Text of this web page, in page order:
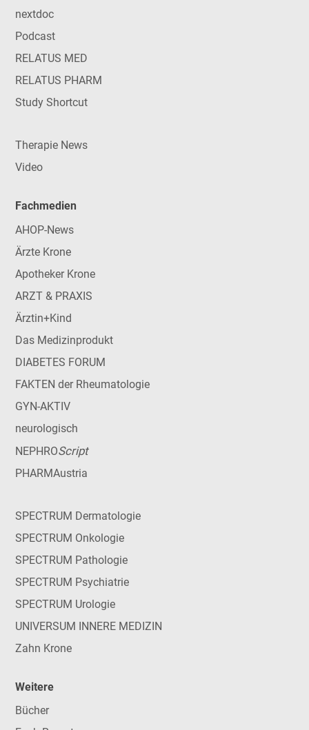
nextdoc
Podcast
RELATUS MED
RELATUS PHARM
Study Shortcut
Therapie News
Video
Fachmedien
AHOP-News
Ärzte Krone
Apotheker Krone
ARZT & PRAXIS
Ärztin+Kind
Das Medizinprodukt
DIABETES FORUM
FAKTEN der Rheumatologie
GYN-AKTIV
neurologisch
NEPHROScript
PHARMAustria
SPECTRUM Dermatologie
SPECTRUM Onkologie
SPECTRUM Pathologie
SPECTRUM Psychiatrie
SPECTRUM Urologie
UNIVERSUM INNERE MEDIZIN
Zahn Krone
Weitere
Bücher